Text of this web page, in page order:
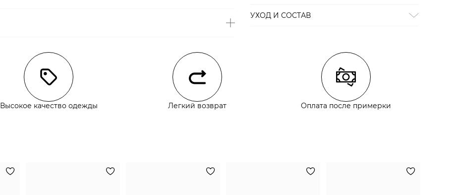
УХОД И СОСТАВ
гладить запрещено
барабанная сушка запрещена
100% полиэстер
Высокое качество одежды Легкий возврат Оплата после примерки